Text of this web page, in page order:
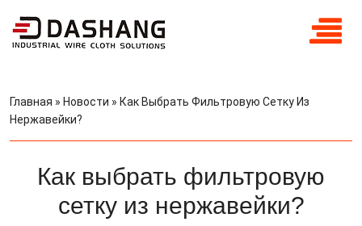
Главная » Новости » Как Выбрать Фильтровую Сетку Из
Нержавейки?
Как выбрать фильтровую
сетку из нержавейки?